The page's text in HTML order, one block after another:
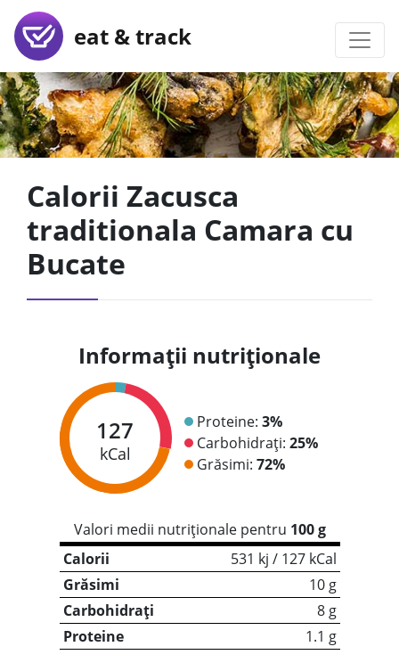
eat & track
Calorii Zacusca
traditionala Camara cu
Bucate
Informații nutriționale
127
kCal
Proteine: 3%
Carbohidrați: 25%
Grăsimi: 72%
Valori medii nutriționale pentru 100 g
Calorii
531 kj / 127 kCal
Grăsimi
10 g
Carbohidrați
8 g
Proteine
1.1 g